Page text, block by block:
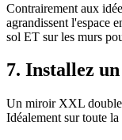
Contrairement aux
agrandissent l'espace
sol ET sur les murs
7. Installez
Un miroir XXL double
Idéalement sur toute